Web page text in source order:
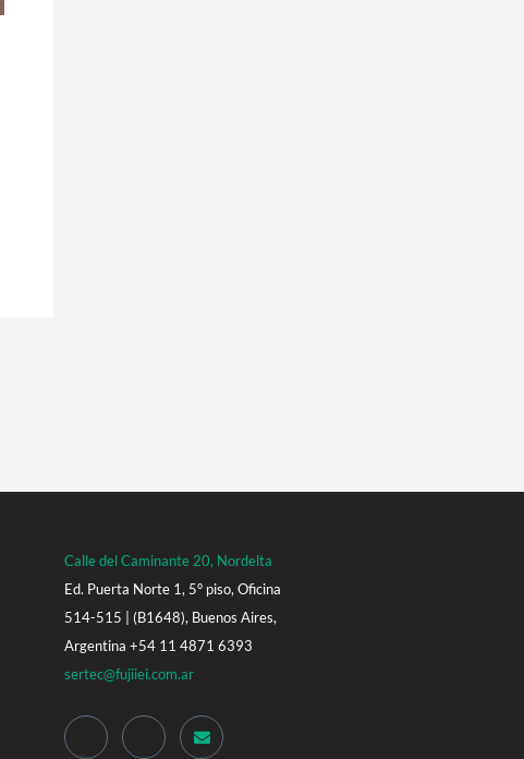
Calle del Caminante 20, Nordelta
Ed. Puerta Norte 1, 5° piso, Oficina
514-515 | (B1648), Buenos Aires,
Argentina +54 11 4871 6393
sertec@fujiiei.com.ar